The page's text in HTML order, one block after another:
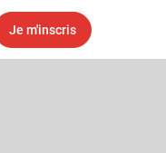
Je m'inscris